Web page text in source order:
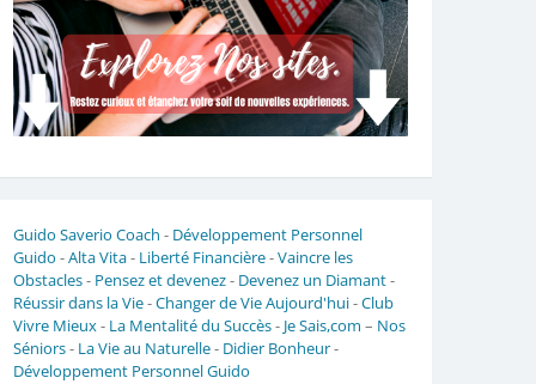
Guido Saverio Coach - Développement Personnel
Guido -Alta Vita- Liberté Financière-Vaincre les
Obstacles- Pensez et devenez- Devenez un Diamant-
Réussir dans la Vie-Changer de Vie Aujourd'hui-Club
Vivre Mieux- La Mentalité du Succès- Je Sais,com – Nos
Séniors- La Vie au Naturelle- Didier Bonheur-
Développement Personnel Guido